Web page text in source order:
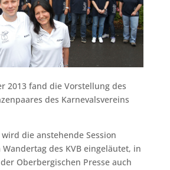
2013 fand die Vorstellung des
des Karnevalsvereins
die anstehende Session
des KVB eingeläutet, in
Oberbergischen Presse auch